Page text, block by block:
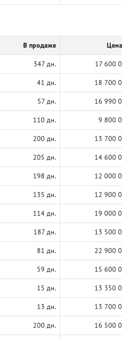
В продаже
347 дн. 17 600
41 дн. 18 700
57 дн. 16 990
110 дн. 9 800
200 дн. 13 700
205 дн. 14 600
198 дн. 12 000
135 дн. 12 900
114 дн. 19 000
187 дн. 13 500
81 дн. 22 900
59 дн. 15 600
15 дн. 13 350
13 дн. 13 700
200 дн. 16 500